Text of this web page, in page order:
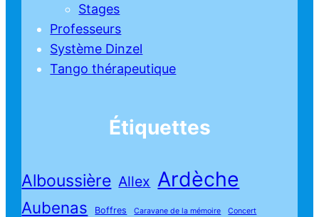
Stages
Professeurs
Système Dinzel
Tango thérapeutique
Étiquettes
Alboussière Allex Ardèche
Aubenas Boffres Caravane de la mémoire Concert